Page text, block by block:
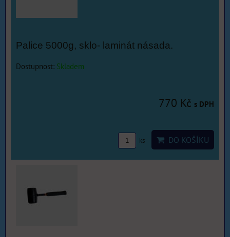
Palice 5000g, sklo- laminát násada.
Dostupnost: Skladem
770 Kč s DPH
ks DO KOŠÍKU